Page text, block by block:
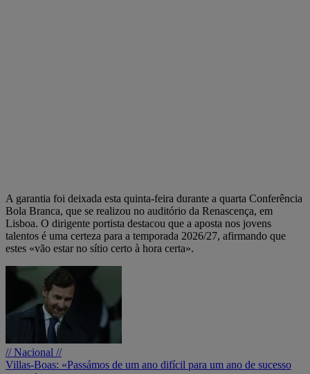
A garantia foi deixada esta quinta-feira durante a quarta Conferência
Bola Branca, que se realizou no auditório da Renascença, em
Lisboa. O dirigente portista destacou que a aposta nos jovens
talentos é uma certeza para a temporada 2026/27, afirmando que
estes «vão estar no sítio certo à hora certa».
// Nacional //
Villas-Boas: «Passámos de um ano difícil para um ano de sucesso